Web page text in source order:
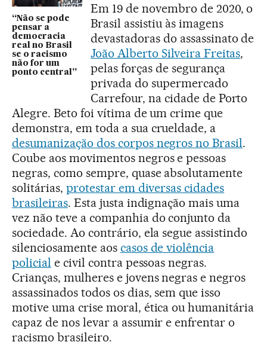
“Não se pode
pensar a
democracia
real no Brasil
se o racismo
não for um
ponto central”
Em 19 de novembro de 2020, o
Brasil assistiu às imagens
devastadoras do assassinato de
João Alberto Silveira Freitas,
pelas forças de segurança
privada do supermercado
Carrefour, na cidade de Porto
Alegre. Beto foi vítima de um crime que
demonstra, em toda a sua crueldade, a
desumanização dos corpos negros no Brasil.
Coube aos movimentos negros e pessoas
negras, como sempre, quase absolutamente
solitárias, protestar em diversas cidades
brasileiras. Esta justa indignação mais uma
vez não teve a companhia do conjunto da
sociedade. Ao contrário, ela segue assistindo
silenciosamente aos casos de violência
policial e civil contra pessoas negras.
Crianças, mulheres e jovens negras e negros
assassinados todos os dias, sem que isso
motive uma crise moral, ética ou humanitária
capaz de nos levar a assumir e enfrentar o
racismo brasileiro.